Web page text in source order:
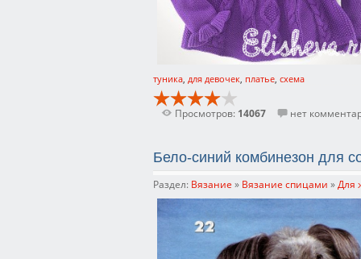
туника, для девочек, платье, схема
Просмотров: 14067 нет
Бело-синий комбинезон для
Раздел: Вязание » Вязание спицами »Для